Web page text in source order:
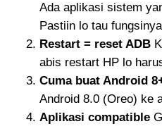
Ada aplikasi sistem
Pastiin lo tau
Restart = reset ADB
abis restart HP lo
Cuma buat Android
Android 8.0 (Oreo) ke
Aplikasi compatible